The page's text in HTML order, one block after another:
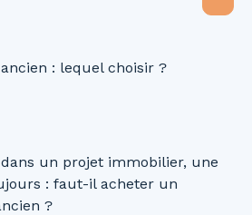
: lequel choisir ?
dans un projet immobilier, une
: faut-il acheter un
?